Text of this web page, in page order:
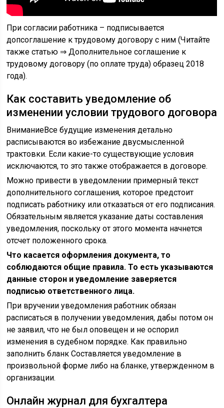
При согласии работника – подписывается
допсоглашение к трудовому договору с ним (Читайте
также статью ⇒ Дополнительное соглашение к
трудовому договору (по оплате труда) образец 2018
года).
Как составить уведомление об
изменении условии трудового договора
ВниманиеВсе будущие изменения детально
расписываются во избежание двусмысленной
трактовки. Если какие-то существующие условия
исключаются, то это также отображается в договоре.
Можно привести в уведомлении примерный текст
дополнительного соглашения, которое предстоит
подписать работнику или отказаться от его подписания.
Обязательным является указание даты составления
уведомления, поскольку от этого момента начнется
отсчет положенного срока.
Что касается оформления документа, то
соблюдаются общие правила. То есть указываются
данные сторон и уведомление заверяется
подписью ответственного лица.
При вручении уведомления работник обязан
расписаться в получении уведомления, дабы потом он
не заявил, что не был оповещен и не оспорил
изменения в судебном порядке. Как правильно
заполнить бланк Составляется уведомление в
произвольной форме либо на бланке, утвержденном в
организации.
Онлайн журнал для бухгалтера